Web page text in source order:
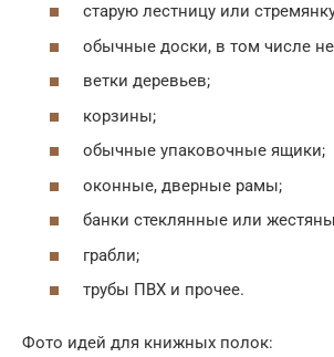
старую лестницу или
обычные доски, в том числе
ветки деревьев;
корзины;
обычные упаковочные ящики;
оконные, дверные рамы;
банки стеклянные или
грабли;
трубы ПВХ и прочее.
Фото идей для книжных полок: